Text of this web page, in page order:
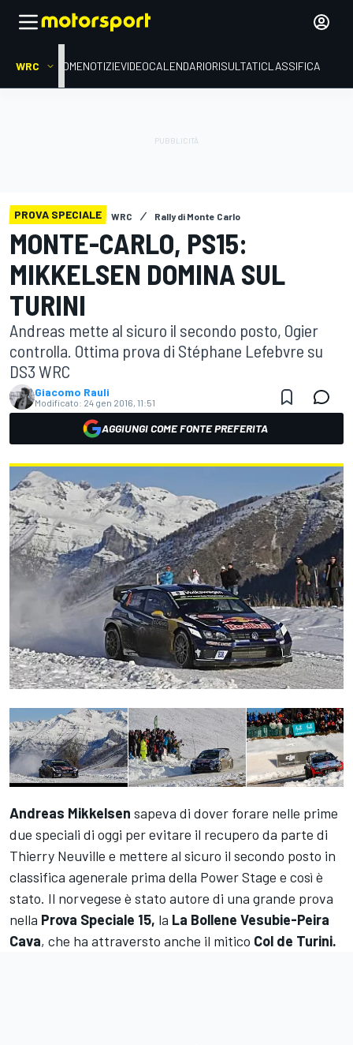
WRC HOMENOTIZIEVIDEOCALENDARIORISULTATICLASSIFICA
PROVA SPECIALE WRC Rally di Monte Carlo
MONTE-CARLO, PS15:
MIKKELSEN DOMINA SUL
TURINI
Andreas mette al sicuro il secondo posto, Ogier
controlla. Ottima prova di Stéphane Lefebvre su
DS3 WRC
Giacomo Rauli
Modificato: 24 gen 2016, 11:51
AGGIUNGI COME FONTE PREFERITA
Andreas Mikkelsen sapeva di dover forare nelle prime
due speciali di oggi per evitare il recupero da parte di
Thierry Neuville e mettere al sicuro il secondo posto in
classifica agenerale prima della Power Stage e così è
stato. Il norvegese è stato autore di una grande prova
nella Prova Speciale 15, la La Bollene Vesubie-Peira
Cava, che ha attraversto anche il mitico Col de Turini.